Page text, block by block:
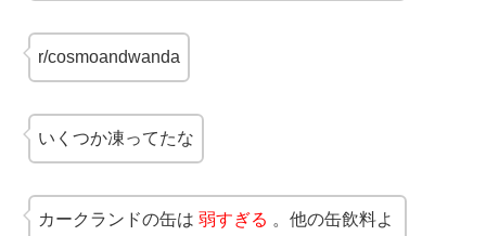
r/cosmoandwanda
いくつか凍ってたな
カークランドの缶は 弱すぎる 。他の缶飲料よ